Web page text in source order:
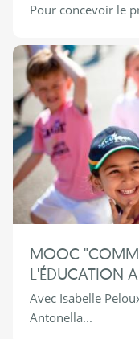
Pour concevoir le
MOOC
L'ÉDUCATION
Avec Isabelle
Antonella...